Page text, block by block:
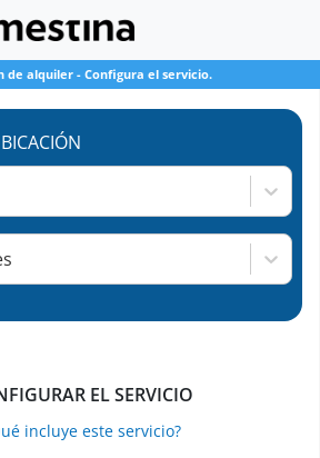
de alquiler - Configura el servicio.
EL SERVICIO
incluye este servicio?